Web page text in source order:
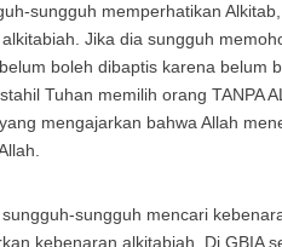
sungguh memperhatikan
Jika dia sungguh
boleh dibaptis karena belum
Tuhan memilih orang TANPA
mengajarkan bahwa Allah
sungguh mencari
kebenaran alkitabiah. Di GBIA